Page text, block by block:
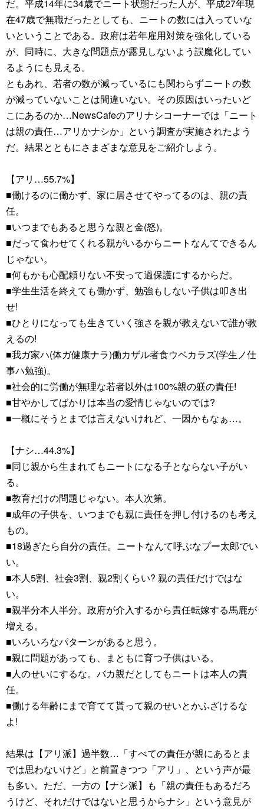
だ。平成14年に34歳でニート状態だった人が、平成27年現
在47歳で無職だったとしても、ニートの数には入っていな
いということである。政府は若年雇用対策を強化している
が、同時に、大きな問題点が露見しないよう誤魔化してい
るようにも見える。
ともあれ、若者の数が減っているにも関わらずニートの数
が減っていないことは間違いない。その原因はいったいど
こにあるのか…NewsCafeのアリナシコーナーでは「ニート
は親の責任…アリかナシか」という調査が実施されたよう
だ。結果とともにさまざまな意見をご紹介しよう。
【アリ…55.7%】
■働けるのに働かず、家に居させてやってるのは、親の責
任。
■いつまでもあると思うな親と金(怒)。
■だって食わせてくれる親がいるからニートなんてできるん
じゃない。
■何もかも心配頼りない不安って過保護にするからだ。
■学生生活を終えても働かず、勉強もしない子供は叩き出
せ!
■ひとりになっても生きていく強さを親が教えないで誰が教
えるの!
■我ガ家ハ(体ガ健康ナラ)働カザル者食ウベカラズ(学生ノ仕
事ハ勉強)。
■社会的に労働が無理な若者以外は100%親の躾の責任!
■甘やかしてばかりは本当の愛情じゃないのでは?
■一概にそうとまでは言えないけれど、一因かもなぁ…。
【ナシ…44.3%】
■同じ親から生まれてもニートになる子とならない子がい
る。
■教育だけの問題じゃない。本人次第。
■成年の子供を、いつまでも親に責任を押し付けるのも考え
もの。
■18過ぎたら自分の責任。ニートなんて呼ぶなプー太郎でい
い。
■本人5割、社会3割、親2割くらい? 親の責任だけではな
い。
■親半分本人半分。政府が介入するから責任転嫁する馬鹿が
増える。
■いろいろなパターンがあると思う。
■親に問題があっても、まともに育つ子供はいる。
■人のせいにするな。バカ親だとしてもニートは本人の責
任。
■働ける年齢にまで育てて貰って親のせいとかふざけるな
よ!
結果は【アリ派】過半数…「すべての責任が親にあるとま
では思わないけど」と前置きつつ「アリ」、という声が最
も多い。ただ、一方の【ナシ派】も「親の責任もあるだろ
うけど、それだけではないと思うからナシ」という意見が